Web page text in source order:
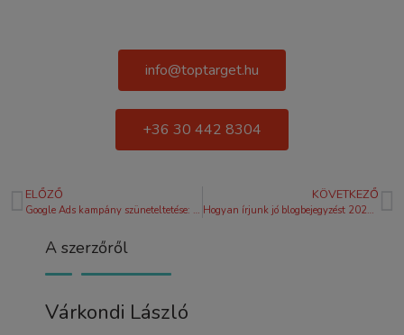
info@toptarget.hu
+36 30 442 8304
ELŐZŐ
Google Ads kampány szüneteltetése: Hogyan csináld okosan 2026-ban?
KÖVETKEZŐ
Hogyan írjunk jó blogbejegyzést 2026-ban? – Útmutató a vevőszerző tartalomhoz
A szerzőről
Várkondi László